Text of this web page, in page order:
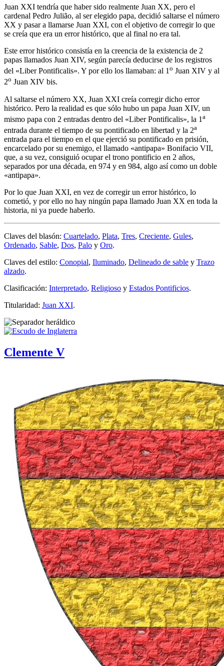
Juan XXI tendría que haber sido realmente Juan XX, pero el
cardenal Pedro Julião, al ser elegido papa, decidió saltarse el número
XX y pasar a llamarse Juan XXI, con el objetivo de corregir lo que
se creía que era un error histórico, que al final no era tal.
Este error histórico consistía en la creencia de la existencia de 2
papas llamados Juan XIV, según parecía deducirse de los registros
del «Liber Pontificalis». Y por ello los llamaban: al 1 o Juan XIV y al
2o Juan XIV bis.
Al saltarse el número XX, Juan XXI creía corregir dicho error
histórico. Pero la realidad es que sólo hubo un papa Juan XIV, un
mismo papa con 2 entradas dentro del «Liber Pontificalis», la 1 a
entrada durante el tiempo de su pontificado en libertad y la 2a
entrada para el tiempo en el que ejerció su pontificado en prisión,
encarcelado por su enemigo, el llamado «antipapa» Bonifacio VII,
que, a su vez, consiguió ocupar el trono pontificio en 2 años,
separados por una década, en 974 y en 984, algo así como un doble
«antipapa».
Por lo que Juan XXI, en vez de corregir un error histórico, lo
cometió, y por ello no hay ningún papa llamado Juan XX en toda la
historia, ni ya puede haberlo.
Claves del blasón: Cuartelado, Plata, Tres, Creciente, Gules,
Ordenado, Sable, Dos, Palo y Oro.
Claves del estilo: Conopial, Iluminado, Delineado de sable y Trazo
alzado.
Clasificación: Interpretado, Religioso y Estados Pontificios.
Titularidad: Juan XXI.
Clemente V